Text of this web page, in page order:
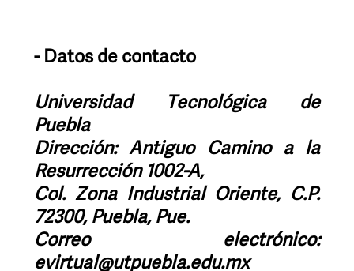
- Datos de contacto
Universidad Tecnológica de
Puebla
Dirección: Antiguo Camino a la
Resurrección 1002-A,
Col. Zona Industrial Oriente, C.P.
72300, Puebla, Pue.
Correo electrónico:
evirtual@utpuebla.edu.mx